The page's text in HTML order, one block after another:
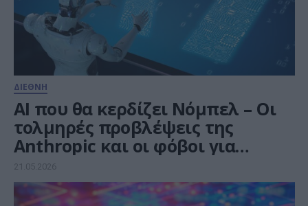
ΔΙΕΘΝΗ
AI που θα κερδίζει Νόμπελ – Οι
τολμηρές προβλέψεις της
Anthropic και οι φόβοι για
ανεξέλεγκτη ΤΝ
21.05.2026